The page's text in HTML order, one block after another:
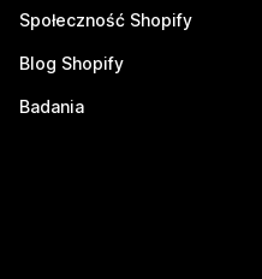
Społeczność Shopify
Blog Shopify
Badania